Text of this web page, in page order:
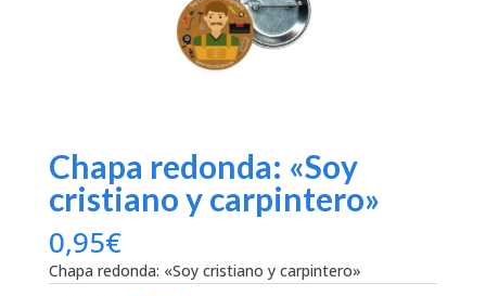
Chapa redonda: «Soy
cristiano y carpintero»
0,95€
Chapa redonda: «Soy cristiano y carpintero»